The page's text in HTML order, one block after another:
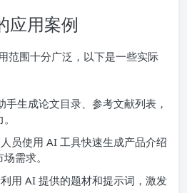
应用案例
范围十分广泛，以下是一些实际
手生成论文目录、参考文献列表，
人员使用 AI 工具快速生成产品介绍
需求。
利用 AI 提供的题材和提示词，激发